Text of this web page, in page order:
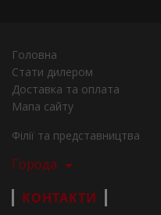
Головна
Стати дилером
Доставка та оплата
Мапа сайту
Філії та представництва
Города
КОНТАКТИ